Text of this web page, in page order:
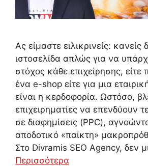
Ας είμαστε ειλικρινείς: κανείς
ιστοσελίδα απλώς για να
στόχος κάθε επιχείρησης, είτε
ένα e-shop είτε για μια
είναι η κερδοφορία. Ωστόσο,
επιχειρηματίες να επενδύουν
σε διαφημίσεις (PPC),
αποδοτικό «παίκτη»
Στο Divramis SEO Agency, δεν
Περισσότερα